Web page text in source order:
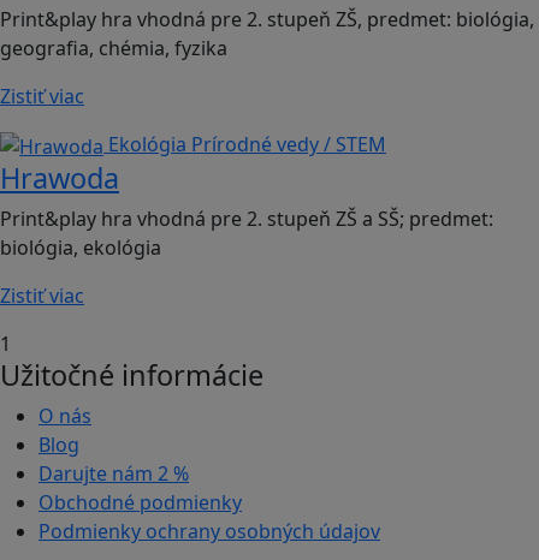
Print&play hra vhodná pre 2. stupeň ZŠ, predmet: biológia,
geografia, chémia, fyzika
Zistiť viac
Ekológia Prírodné vedy / STEM
Hrawoda
Print&play hra vhodná pre 2. stupeň ZŠ a SŠ; predmet:
biológia, ekológia
Zistiť viac
1
Užitočné informácie
O nás
Blog
Darujte nám 2 %
Obchodné podmienky
Podmienky ochrany osobných údajov